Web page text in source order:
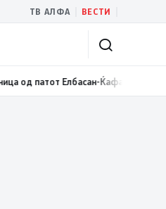
ТВ АЛФА ВЕСТИ
на „економските експерти“ од